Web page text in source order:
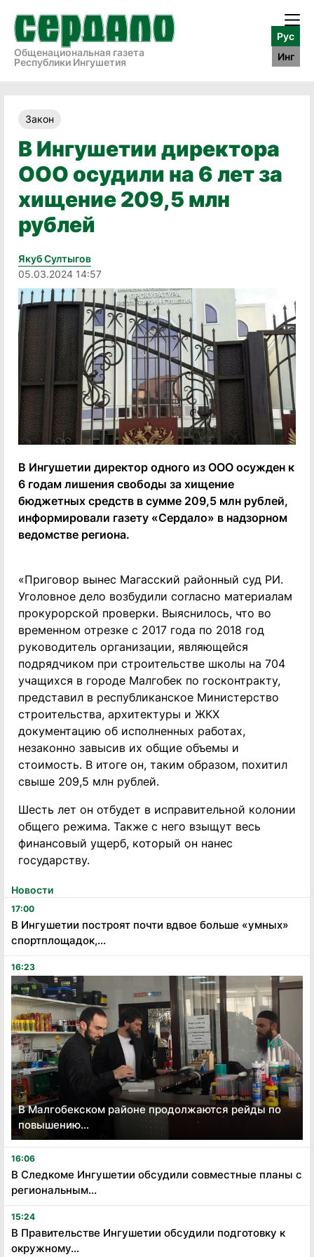
Общенациональная газета
Республики Ингушетия
Рус
Инг
Новости
17:00
В Ингушетии построят почти вдвое больше «умных»
спортплощадок,...
16:23
В Малгобекском районе продолжаются рейды по
повышению...
16:06
В Следкоме Ингушетии обсудили совместные планы с
региональным...
15:24
В Правительстве Ингушетии обсудили подготовку к
окружному...
Закон
В Ингушетии директора
ООО осудили на 6 лет за
хищение 209,5 млн
рублей
Якуб Султыгов
05.03.2024 14:57
В Ингушетии директор одного из ООО осужден к
6 годам лишения свободы за хищение
бюджетных средств в сумме 209,5 млн рублей,
информировали газету «Сердало» в надзорном
ведомстве региона.
«Приговор вынес Магасский районный суд РИ.
Уголовное дело возбудили согласно материалам
прокурорской проверки. Выяснилось, что во
временном отрезке с 2017 года по 2018 год
руководитель организации, являющейся
подрядчиком при строительстве школы на 704
учащихся в городе Малгобек по госконтракту,
представил в республиканское Министерство
строительства, архитектуры и ЖКХ
документацию об исполненных работах,
незаконно завысив их общие объемы и
стоимость. В итоге он, таким образом, похитил
свыше 209,5 млн рублей.
Шесть лет он отбудет в исправительной колонии
общего режима. Также с него взыщут весь
финансовый ущерб, который он нанес
государству.